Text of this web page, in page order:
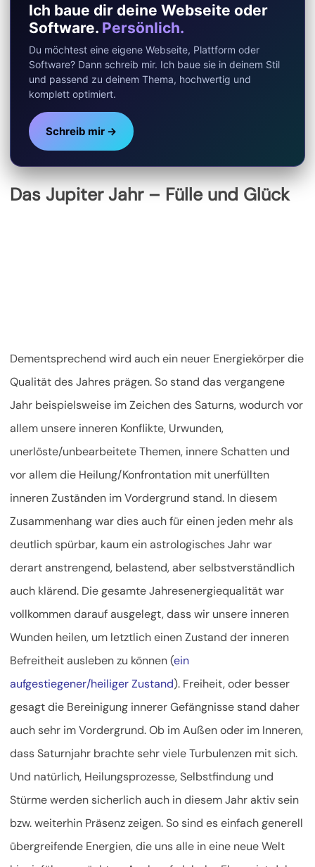
Ich baue dir deine Webseite oder
Software. Persönlich.
Du möchtest eine eigene Webseite, Plattform oder
Software? Dann schreib mir. Ich baue sie in deinem Stil
und passend zu deinem Thema, hochwertig und
komplett optimiert.
Schreib mir →
Das Jupiter Jahr – Fülle und Glück
Dementsprechend wird auch ein neuer Energiekörper die
Qualität des Jahres prägen. So stand das vergangene
Jahr beispielsweise im Zeichen des Saturns, wodurch vor
allem unsere inneren Konflikte, Urwunden,
unerlöste/unbearbeitete Themen, innere Schatten und
vor allem die Heilung/Konfrontation mit unerfüllten
inneren Zuständen im Vordergrund stand. In diesem
Zusammenhang war dies auch für einen jeden mehr als
deutlich spürbar, kaum ein astrologisches Jahr war
derart anstrengend, belastend, aber selbstverständlich
auch klärend. Die gesamte Jahresenergiequalität war
vollkommen darauf ausgelegt, dass wir unsere inneren
Wunden heilen, um letztlich einen Zustand der inneren
Befreitheit ausleben zu können (ein
aufgestiegener/heiliger Zustand). Freiheit, oder besser
gesagt die Bereinigung innerer Gefängnisse stand daher
auch sehr im Vordergrund. Ob im Außen oder im Inneren,
dass Saturnjahr brachte sehr viele Turbulenzen mit sich.
Und natürlich, Heilungsprozesse, Selbstfindung und
Stürme werden sicherlich auch in diesem Jahr aktiv sein
bzw. weiterhin Präsenz zeigen. So sind es einfach generell
übergreifende Energien, die uns alle in eine neue Welt